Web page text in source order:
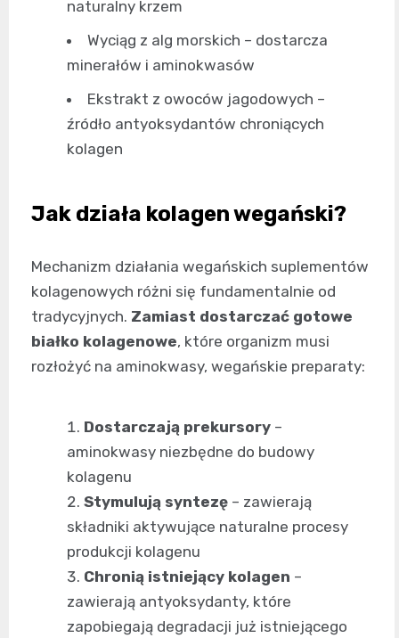
naturalny krzem
Wyciąg z alg morskich – dostarcza
minerałów i aminokwasów
Ekstrakt z owoców jagodowych –
źródło antyoksydantów chroniących
kolagen
Jak działa kolagen wegański?
Mechanizm działania wegańskich suplementów
kolagenowych różni się fundamentalnie od
tradycyjnych. Zamiast dostarczać gotowe
białko kolagenowe, które organizm musi
rozłożyć na aminokwasy, wegańskie preparaty:
Dostarczają prekursory –
aminokwasy niezbędne do budowy
kolagenu
Stymulują syntezę – zawierają
składniki aktywujące naturalne procesy
produkcji kolagenu
Chronią istniejący kolagen –
zawierają antyoksydanty, które
zapobiegają degradacji już istniejącego